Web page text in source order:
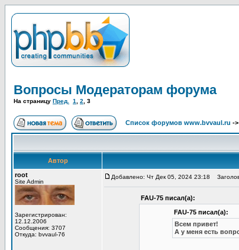
Вопросы Модераторам форума
На страницу Пред. 1 2 3
Список форумов www.bvvaul.ru ->
Автор
root
Site Admin
Зарегистрирован:
12.12.2006
Сообщения: 3707
Откуда: bvvaul-76
Добавлено: Чт Дек 05, 2024 23:18
FAU-75 писал(а):
FAU-75 писал(а):
Всем привет!
А у меня есть